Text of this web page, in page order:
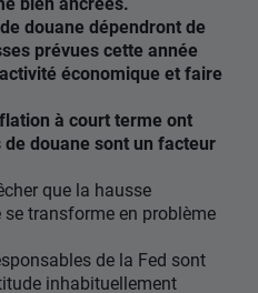
douane dépendront de
prévues cette année
économique et faire
à court terme ont
douane sont un facteur
que la hausse
transforme en problème
de la Fed sont
inhabituellement